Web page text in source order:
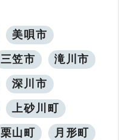
美唄市
三笠市 滝川市
深川市
上砂川町
栗山町 月形町